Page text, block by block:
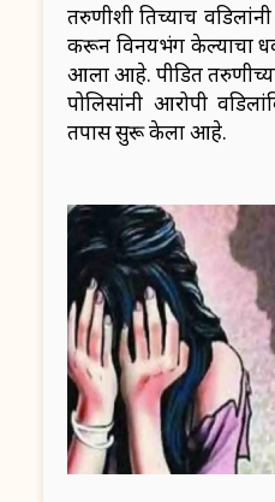
तरुणीशी तिच्याच
करून विनयभंग केल्याचा
आला आहे. पीडित
पोलिसांनी आरोपी
तपास सुरू केला आहे.